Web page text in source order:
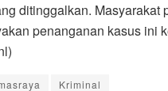
ditinggalkan. Masyarakat
penanganan kasus ini
Kriminal